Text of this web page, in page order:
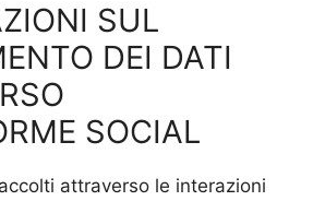
SUL
DEI DATI
SOCIAL
attraverso le interazioni